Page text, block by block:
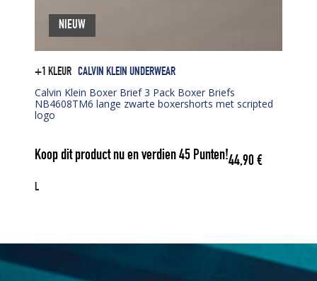
+1 KLEUR CALVIN KLEIN UNDERWEAR
Calvin Klein Boxer Brief 3 Pack Boxer Briefs
NB4608TM6 lange zwarte boxershorts met scripted
logo
Koop dit product nu en verdien45 Punten!44,90€
L
NIEUW